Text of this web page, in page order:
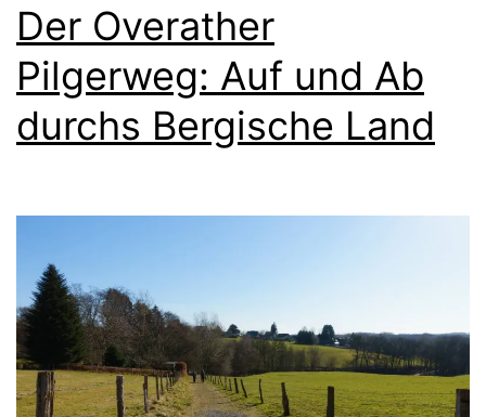
Der Overather
Pilgerweg: Auf und Ab
durchs Bergische Land